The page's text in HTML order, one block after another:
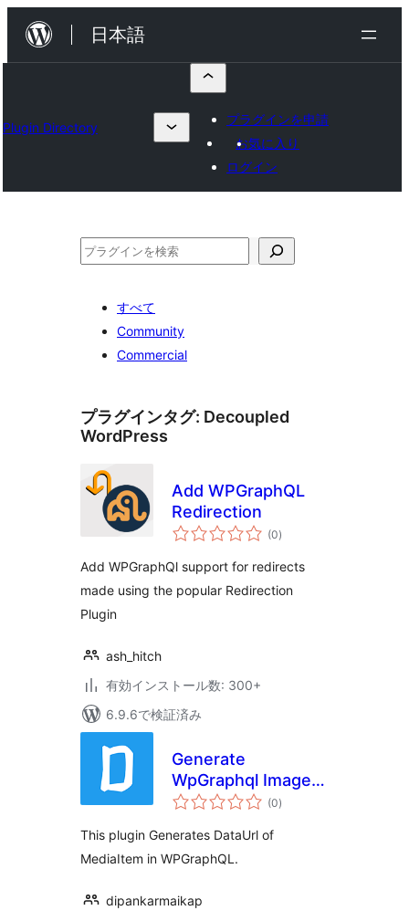
キ
日本語
Plugin Directory
プラグインを申請
お気に入り
ログイン
検
すべて
Community
Commercial
プラグインタグ: Decoupled
WordPress
Add WPGraphQL
Redirection
(0個
の
価
)
Add WPGraphQl support for redirects
made using the popular Redirection
Plugin
ash_hitch
有効インストール数: 300+
6.9.6で検証済み
Generate
WpGraphql Image
DataUrl
(0個
の)
This plugin Generates DataUrl of
MediaItem in WPGraphQL.
dipankarmaikap